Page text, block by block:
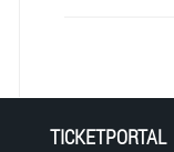
TICKETPORTAL